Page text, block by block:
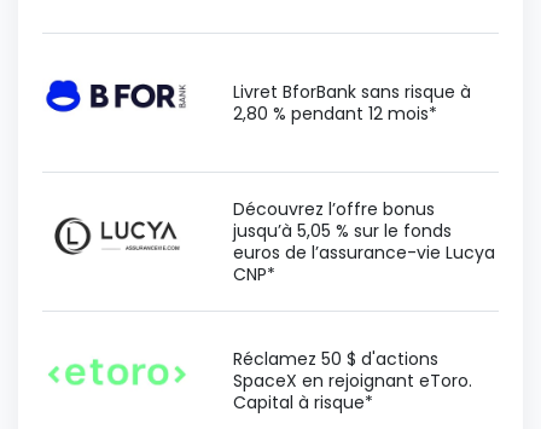
Livret BforBank sans risque à
2,80 % pendant 12 mois*
Découvrez l’offre bonus
jusqu’à 5,05 % sur le fonds
euros de l’assurance-vie Lucya
CNP*
Réclamez 50 $ d'actions
SpaceX en rejoignant eToro.
Capital à risque*